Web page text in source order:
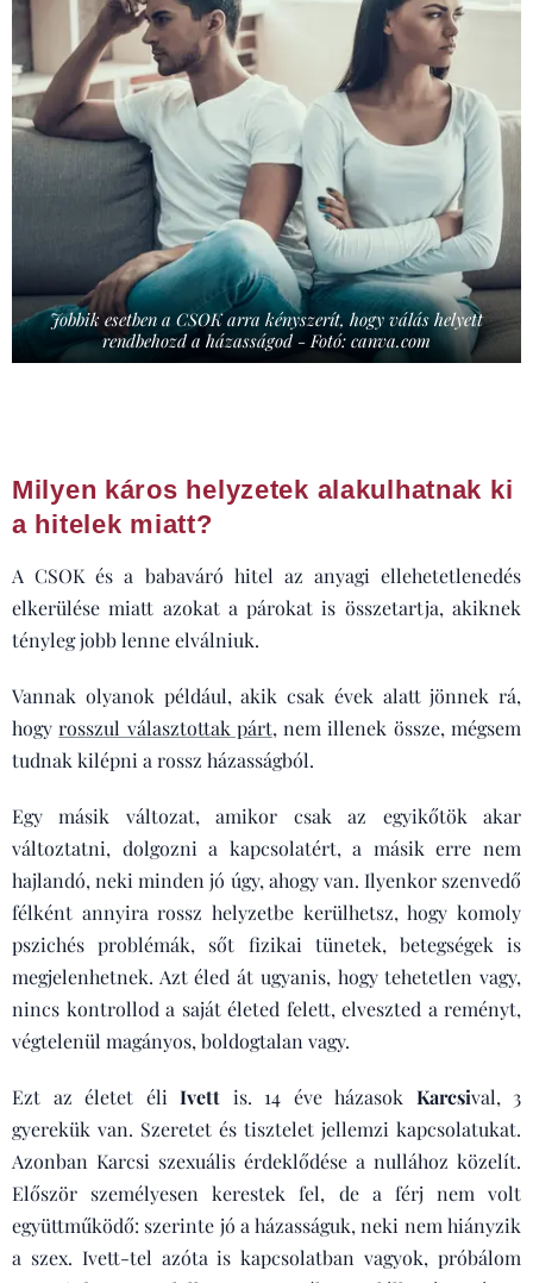
Jobbik esetben a CSOK arra kényszerít, hogy válás helyett
rendbehozd a házasságod - Fotó: canva.com
Milyen káros helyzetek alakulhatnak ki
a hitelek miatt?
A CSOK és a babaváró hitel az anyagi ellehetetlenedés
elkerülése miatt azokat a párokat is összetartja, akiknek
tényleg jobb lenne elválniuk.
Vannak olyanok például, akik csak évek alatt jönnek rá,
hogyrosszul választottak párt, nem illenek össze, mégsem
tudnak kilépni a rossz házasságból.
Egy másik változat, amikor csak az egyikőtök akar
változtatni, dolgozni a kapcsolatért, a másik erre nem
hajlandó, neki minden jó úgy, ahogy van. Ilyenkor szenvedő
félként annyira rossz helyzetbe kerülhetsz, hogy komoly
pszichés problémák, sőt fizikai tünetek, betegségek is
megjelenhetnek. Azt éled át ugyanis, hogy tehetetlen vagy,
nincs kontrollod a saját életed felett, elveszted a reményt,
végtelenül magányos, boldogtalan vagy.
Ezt az életet éli Ivett is. 14 éve házasok Karcsival, 3
gyerekük van. Szeretet és tisztelet jellemzi kapcsolatukat.
Azonban Karcsi szexuális érdeklődése a nullához közelít.
Először személyesen kerestek fel, de a férj nem volt
együttműködő: szerinte jó a házasságuk, neki nem hiányzik
a szex. Ivett-tel azóta is kapcsolatban vagyok, próbálom